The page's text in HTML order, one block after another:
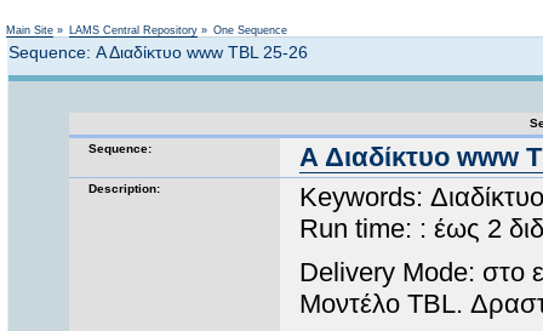
Main Site » LAMS Central Repository » One Sequence
Sequence: Α Διαδίκτυο www TBL 25-26
Sequence:
Α Διαδίκτυο www
Description:
Keywords:
Run time: : έως 2
Delivery Mode: στο
Μοντέλο TBL.